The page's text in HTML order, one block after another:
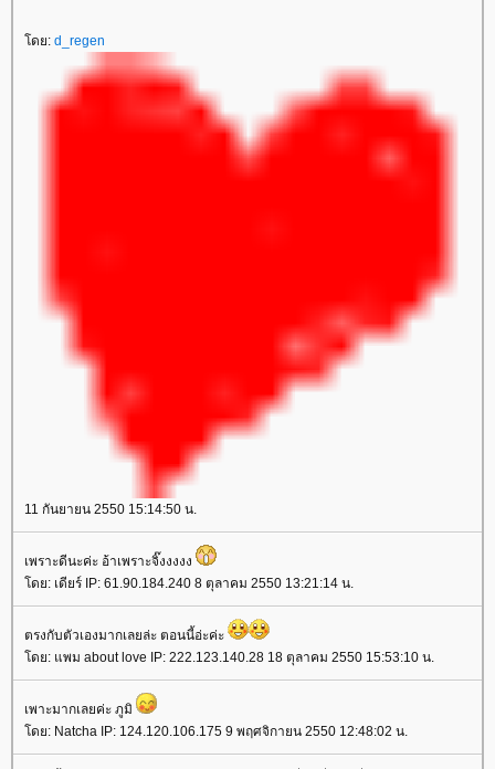
ดย: d_regen
11 กันยายน 2550 15:14:50 น.
เพราะดีนะค่ะ อ้าเพราะจิ๊งงงงง
ดย: เดียร์ IP: 61.90.184.240 8 ตุลาคม 2550 13:21:14 น.
ตรงกับตัวเองมากเลยล่ะ ตอนนี้อ่ะค่ะ
ดย: แพม about love IP: 222.123.140.28 18 ตุลาคม 2550 15:53:10 น.
เพาะมากเลยค่ะ ภูมิ
ดย: Natcha IP: 124.120.106.175 9 พฤศจิกายน 2550 12:48:02 น.